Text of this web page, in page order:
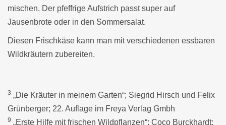
mischen. Der pfeffrige Aufstrich passt super auf
Jausenbrote oder in den Sommersalat.
Diesen Frischkäse kann man mit verschiedenen essbaren
Wildkräutern zubereiten.
3 „Die Kräuter in meinem Garten“; Siegrid Hirsch und Felix
Grünberger; 22. Auflage im Freya Verlag Gmbh
9 „Erste Hilfe mit frischen Wildpflanzen“; Coco Burckhardt;